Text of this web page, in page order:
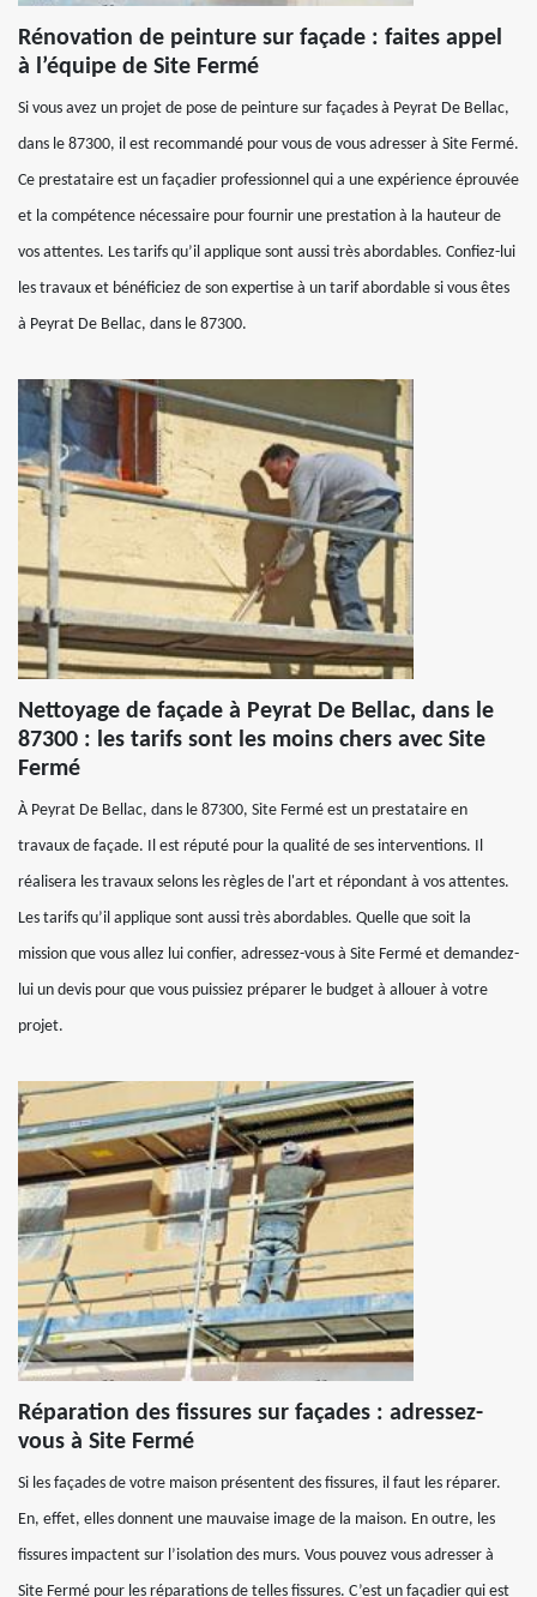
Rénovation de peinture sur façade : faites appel
à l’équipe de Site Fermé
Si vous avez un projet de pose de peinture sur façades à Peyrat De Bellac,
dans le 87300, il est recommandé pour vous de vous adresser à Site Fermé.
Ce prestataire est un façadier professionnel qui a une expérience éprouvée
et la compétence nécessaire pour fournir une prestation à la hauteur de
vos attentes. Les tarifs qu’il applique sont aussi très abordables. Confiez-lui
les travaux et bénéficiez de son expertise à un tarif abordable si vous êtes
à Peyrat De Bellac, dans le 87300.
Nettoyage de façade à Peyrat De Bellac, dans le
87300 : les tarifs sont les moins chers avec Site
Fermé
À Peyrat De Bellac, dans le 87300, Site Fermé est un prestataire en
travaux de façade. Il est réputé pour la qualité de ses interventions. Il
réalisera les travaux selons les règles de l'art et répondant à vos attentes.
Les tarifs qu’il applique sont aussi très abordables. Quelle que soit la
mission que vous allez lui confier, adressez-vous à Site Fermé et demandez-
lui un devis pour que vous puissiez préparer le budget à allouer à votre
projet.
Réparation des fissures sur façades : adressez-
vous à Site Fermé
Si les façades de votre maison présentent des fissures, il faut les réparer.
En, effet, elles donnent une mauvaise image de la maison. En outre, les
fissures impactent sur l’isolation des murs. Vous pouvez vous adresser à
Site Fermé pour les réparations de telles fissures. C’est un façadier qui est